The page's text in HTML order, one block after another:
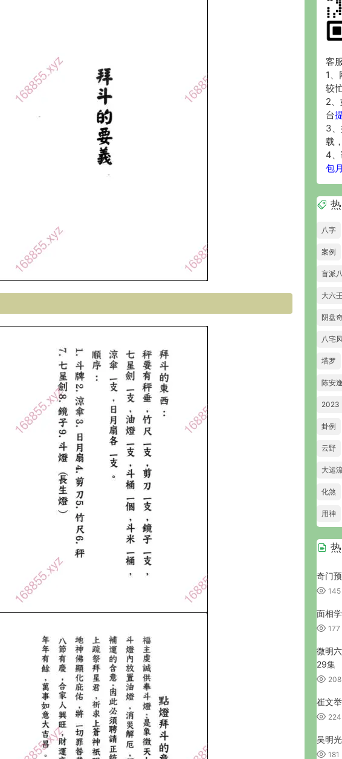
客
1
较
2
台
3
载
4
包月
八字
案例
盲派
大六
阴盘
八宅
塔罗
陈安逸
2023
卦例
云野
大运
化煞
用神
奇门
145
面相
177
微明
29集
208
崔文
224
吴明
181